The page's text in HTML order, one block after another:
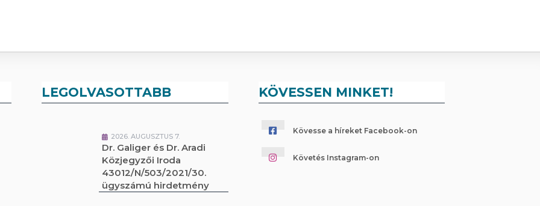
LEGOLVASOTTABB
2026. AUGUSZTUS 7.
Dr. Galiger és Dr. Aradi
Közjegyzői Iroda
43012/N/503/2021/30.
ügyszámú hirdetmény
KÖVESSEN MINKET!
Kövesse a híreket Facebook-on
Követés Instagram-on